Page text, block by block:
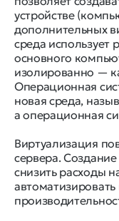
устройстве
дополнительных
среда использует
основного
изолированно —
Операционная
новая среда,
а операционная
Виртуализация
сервера.
снизить расходы